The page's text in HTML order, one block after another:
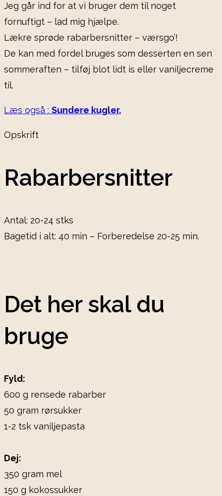
Jeg går ind for at vi bruger dem til noget
fornuftigt – lad mig hjælpe.
Lækre sprøde rabarbersnitter – værsgo’!
De kan med fordel bruges som desserten en sen
sommeraften – tilføj blot lidt is eller vaniljecreme
til.
Læs også : Sundere kugler.
Opskrift
Rabarbersnitter
Antal: 20-24 stks
Bagetid i alt: 40 min – Forberedelse 20-25 min.
Det her skal du
bruge
Fyld:
600 g rensede rabarber
50 gram rørsukker
1-2 tsk vaniljepasta
Dej:
350 gram mel
150 g kokossukker